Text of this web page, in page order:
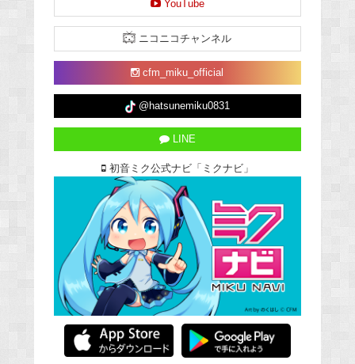
YouTube
ニコニコチャンネル
cfm_miku_official
@hatsunemiku0831
LINE
初音ミク公式ナビ「ミクナビ」